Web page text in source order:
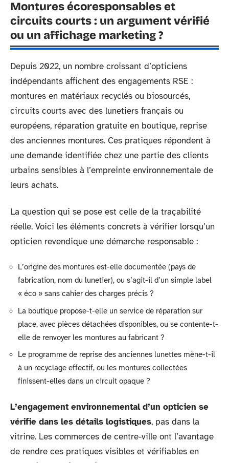
Montures écoresponsables et
circuits courts : un argument vérifié
ou un affichage marketing ?
Depuis 2022, un nombre croissant d’opticiens
indépendants affichent des engagements RSE :
montures en matériaux recyclés ou biosourcés,
circuits courts avec des lunetiers français ou
européens, réparation gratuite en boutique, reprise
des anciennes montures. Ces pratiques répondent à
une demande identifiée chez une partie des clients
urbains sensibles à l’empreinte environnementale de
leurs achats.
La question qui se pose est celle de la traçabilité
réelle. Voici les éléments concrets à vérifier lorsqu’un
opticien revendique une démarche responsable :
L’origine des montures est-elle documentée (pays de
fabrication, nom du lunetier), ou s’agit-il d’un simple label
« éco » sans cahier des charges précis ?
La boutique propose-t-elle un service de réparation sur
place, avec pièces détachées disponibles, ou se contente-t-
elle de renvoyer les montures au fabricant ?
Le programme de reprise des anciennes lunettes mène-t-il
à un recyclage effectif, ou les montures collectées
finissent-elles dans un circuit opaque ?
L’engagement environnemental d’un opticien se
vérifie dans les détails logistiques, pas dans la
vitrine. Les commerces de centre-ville ont l’avantage
de rendre ces pratiques visibles et vérifiables en